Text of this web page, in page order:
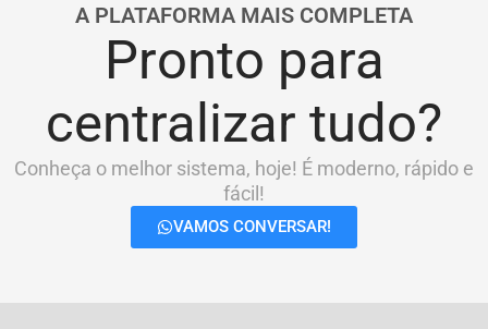
A PLATAFORMA MAIS COMPLETA
Pronto para
centralizar tudo?
Conheça o melhor sistema, hoje! É moderno, rápido e
fácil!
VAMOS CONVERSAR!